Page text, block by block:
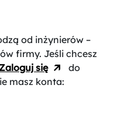
od inżynierów –
firmy. Jeśli chcesz
Zaloguj się
do
masz konta: